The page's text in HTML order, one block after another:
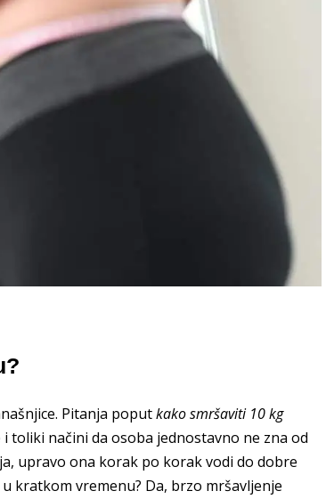
Pitanja poputkako smršaviti 10 kg
načini da osoba jednostavno ne zna od
upravo ona korak po korak vodi do dobre
kratkom vremenu? Da, brzo mršavljenje